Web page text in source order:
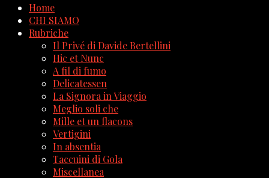
Home
CHI SIAMO
Rubriche
Il Privé di Davide Bertellini
Hic et Nunc
A fil di fumo
Delicatessen
La Signora in Viaggio
Meglio soli che
Mille et un flacons
Vertigini
In absentia
Taccuini di Gola
Miscellanea